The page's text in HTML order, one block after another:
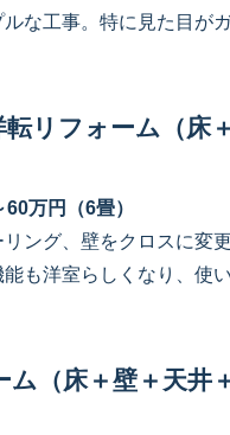
な工事。特に見た目が
リフォーム（床
万円（6畳）
ング、壁をクロスに変
も洋室らしくなり、使
（床＋壁＋天井＋